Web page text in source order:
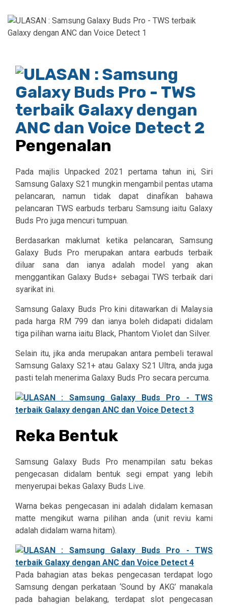
Pengenalan
Pada majlis Unpacked 2021 pertama tahun ini, Siri
Samsung Galaxy S21 mungkin mengambil pentas utama
pelancaran, namun tidak dapat dinafikan bahawa
pelancaran TWS earbuds terbaru Samsung iaitu Galaxy
Buds Pro juga mencuri tumpuan.
Berdasarkan maklumat ketika pelancaran, Samsung
Galaxy Buds Pro merupakan antara earbuds terbaik
diluar sana dan ianya adalah model yang akan
menggantikan Galaxy Buds+ sebagai TWS terbaik dari
syarikat ini.
Samsung Galaxy Buds Pro kini ditawarkan di Malaysia
pada harga RM 799 dan ianya boleh didapati didalam
tiga pilihan warna iaitu Black, Phantom Violet dan Silver.
Selain itu, jika anda merupakan antara pembeli terawal
Samsung Galaxy S21+ atau Galaxy S21 Ultra, anda juga
pasti telah menerima Galaxy Buds Pro secara percuma.
Reka Bentuk
Samsung Galaxy Buds Pro menampilan satu bekas
pengecasan didalam bentuk segi empat yang lebih
menyerupai bekas Galaxy Buds Live.
Warna bekas pengecasan ini adalah didalam kemasan
matte mengikut warna pilihan anda (unit reviu kami
adalah didalam warna hitam).
Pada bahagian atas bekas pengecasan terdapat logo
Samsung dengan perkataan ‘Sound by AKG’ manakala
pada bahagian belakang, terdapat slot pengecasan